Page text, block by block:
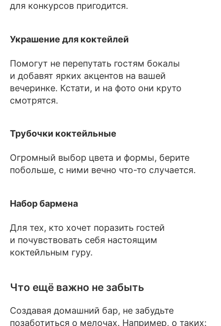
для конкурсов пригодится.
Украшение для коктейлей
Помогут не перепутать гостям бокалы
и добавят ярких акцентов на вашей
вечеринке. Кстати, и на фото они круто
смотрятся.
Трубочки коктейльные
Огромный выбор цвета и формы, берите
побольше, с ними вечно что-то случается.
Набор бармена
Для тех, кто хочет поразить гостей
и почувствовать себя настоящим
коктейльным гуру.
Что ещё важно не забыть
Создавая домашний бар, не забудьте
позаботиться о мелочах. Например, о таких: